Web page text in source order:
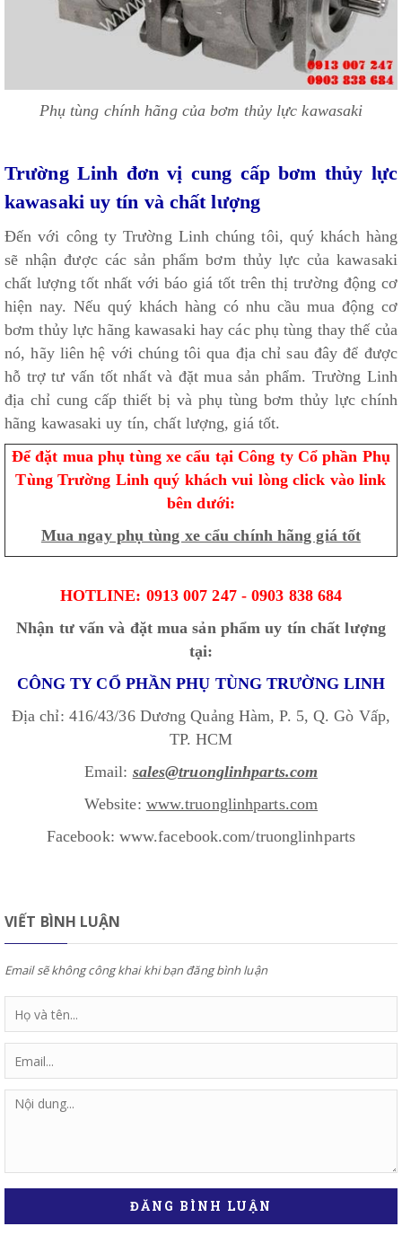
Phụ tùng chính hãng của bơm thủy lực kawasaki
Trường Linh đơn vị cung cấp bơm thủy lực
kawasaki uy tín và chất lượng
Đến với công ty Trường Linh chúng tôi, quý khách hàng
sẽ nhận được các sản phẩm bơm thủy lực của kawasaki
chất lượng tốt nhất với báo giá tốt trên thị trường động cơ
hiện nay. Nếu quý khách hàng có nhu cầu mua động cơ
bơm thủy lực hãng kawasaki hay các phụ tùng thay thế của
nó, hãy liên hệ với chúng tôi qua địa chỉ sau đây để được
hỗ trợ tư vấn tốt nhất và đặt mua sản phẩm. Trường Linh
địa chỉ cung cấp thiết bị và phụ tùng bơm thủy lực chính
hãng kawasaki uy tín, chất lượng, giá tốt.
Để đặt mua phụ tùng xe cẩu tại Công ty Cổ phần Phụ
Tùng Trường Linh quý khách vui lòng click vào link
bên dưới:
Mua ngay phụ tùng xe cẩu chính hãng giá tốt
HOTLINE: 0913 007 247 - 0903 838 684
Nhận tư vấn và đặt mua sản phẩm uy tín chất lượng
tại:
CÔNG TY CỔ PHẦN PHỤ TÙNG TRƯỜNG LINH
Địa chỉ: 416/43/36 Dương Quảng Hàm, P. 5, Q. Gò Vấp,
TP. HCM
Email: sales@truonglinhparts.com
Website: www.truonglinhparts.com
Facebook: www.facebook.com/truonglinhparts
VIẾT BÌNH LUẬN
Email sẽ không công khai khi bạn đăng bình luận
ĐĂNG BÌNH LUẬN